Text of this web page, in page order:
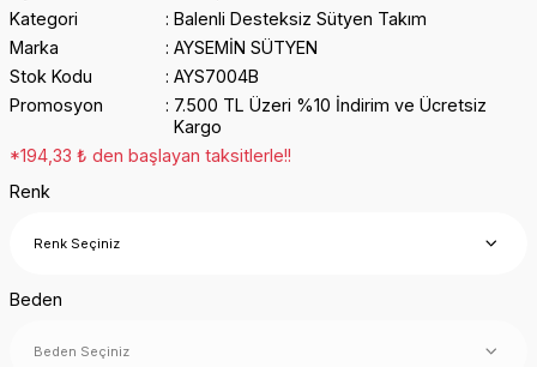
Kategori
Balenli Desteksiz Sütyen Takım
Marka
AYSEMİN SÜTYEN
Stok Kodu
AYS7004B
Promosyon
7.500 TL Üzeri %10 İndirim ve Ücretsiz
Kargo
*194,33 ₺ den başlayan taksitlerle!!
Renk
Beden